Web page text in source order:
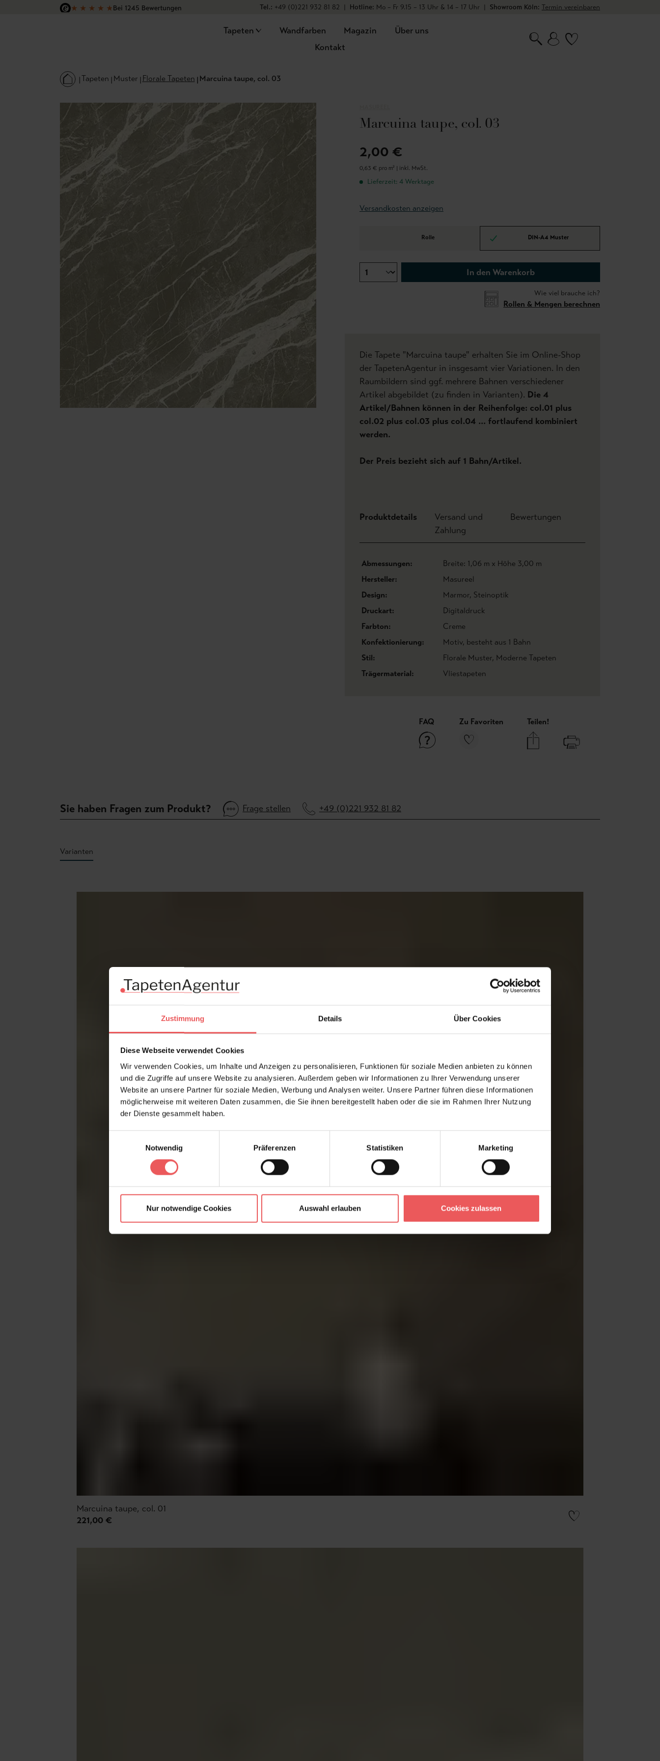
Zustimmung Details Über Cookies
Diese Webseite verwendet Cookies
Wir verwenden Cookies, um Inhalte und Anzeigen zu personalisieren, Funktionen für soziale Medien anbieten zu können
und die Zugriffe auf unsere Website zu analysieren. Außerdem geben wir Informationen zu Ihrer Verwendung unserer
Website an unsere Partner für soziale Medien, Werbung und Analysen weiter. Unsere Partner führen diese Informationen
möglicherweise mit weiteren Daten zusammen, die Sie ihnen bereitgestellt haben oder die sie im Rahmen Ihrer Nutzung
der Dienste gesammelt haben.
Notwendig
Präferenzen Statistiken Marketing
Nur notwendige Cookies Auswahl erlauben Cookies zulassen
Hauptinhalt springen
Zur Suche springen
Zur Hauptnavigation springen
★ ★ ★ ★ ★Bei 1245 Bewertungen
Tel.: +49 (0)221 932 81 82 | Hotline: Mo – Fr 9.15 – 13 Uhr & 14 – 17 Uhr | Showroom Köln: Termin vereinbaren
Tapeten Wandfarben Magazin
Über uns
Kontakt
Tapeten Muster Florale Tapeten Marcuina taupe, col. 03
Marcuina taupe, col. 03
2,00 €
0,63 € pro m² | inkl. MwSt.
Lieferzeit: 4 Werktage
Versandkosten anzeigen
Rolle DIN-A4 Muster
In den Warenkorb
Wie viel brauche ich?
Rollen & Mengen berechnen
Die Tapete "Marcuina taupe" erhalten Sie im Online-Shop
der TapetenAgentur in insgesamt vier Variationen. In den
Raumbildern sind ggf. mehrere Bahnen verschiedener
Artikel abgebildet (zu finden in Varianten). Die 4
Artikel/Bahnen können in der Reihenfolge: col.01 plus
col.02 plus col.03 plus col.04 ... fortlaufend kombiniert
werden.
Der Preis bezieht sich auf 1 Bahn/Artikel.
Produktdetails
Versand und
Zahlung
Bewertungen
Abmessungen:
Breite: 1,06 m x Höhe 3,00 m
Hersteller:
Masureel
Design:
Marmor, Steinoptik
Druckart:
Digitaldruck
Farbton:
Creme
Konfektionierung:
Motiv, besteht aus 1 Bahn
Stil:
Florale Muster, Moderne Tapeten
Trägermaterial:
Vliestapeten
FAQ Zu Favoriten Teilen!
Sie haben Fragen zum Produkt? Frage stellen +49 (0)221 932 81 82
Varianten
Marcuina taupe, col. 01
221,00 €